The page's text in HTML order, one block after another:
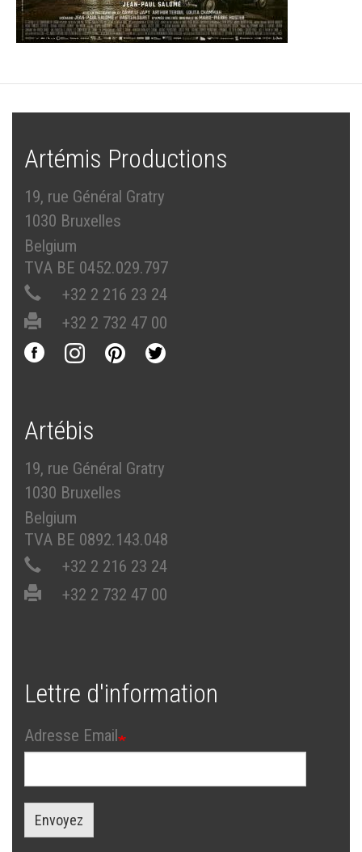
Artémis Productions
19, rue Général Gratry
1030 Bruxelles
Belgium
TVA BE 0452.029.797
+32 2 216 23 24
+32 2 732 47 00
Artébis
19, rue Général Gratry
1030 Bruxelles
Belgium
TVA BE 0892.143.048
+32 2 216 23 24
+32 2 732 47 00
Lettre d'information
Adresse Email
Envoyez